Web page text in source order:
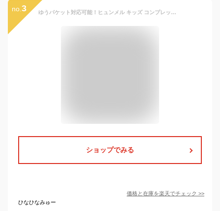
no. 3 ゆうパケット対応可能！ヒュンメル キッズ コンプレッション ロングタイツ hummel JR. ロングフィットインナーパンツ ジュニア 子供 スパッツ アンダーウェア 吸汗速乾 スポーツウェア トレーニング ウェア 部活 クラブ 得割20 HJP6039LP
ショップでみる
価格と在庫を楽天でチェック >>
ひなひなみゅー